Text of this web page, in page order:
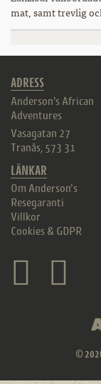
mat, samt trevlig
ADRESS
Anderson's African
Adventures
Vasagatan 27
Tranås 573 31
LÄNKAR
Om Anderson’s
Resegaranti
Villkor
Cookies & GDPR
©